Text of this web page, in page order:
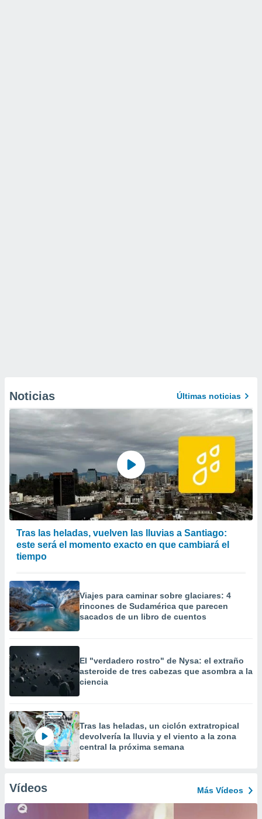
Noticias Últimas noticias
Tras las heladas, vuelven las lluvias a Santiago:
este será el momento exacto en que cambiará el
tiempo
Viajes para caminar sobre glaciares: 4
rincones de Sudamérica que parecen
sacados de un libro de cuentos
El "verdadero rostro" de Nysa: el extraño
asteroide de tres cabezas que asombra a la
ciencia
Tras las heladas, un ciclón extratropical
devolvería la lluvia y el viento a la zona
central la próxima semana
Vídeos Más Vídeos